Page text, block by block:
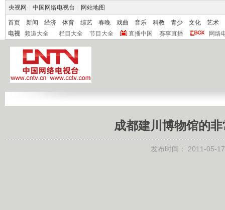
央视网 中国网络电视台 网站地图
首页 新闻 经济 体育 综艺 春晚 戏曲 音乐 科教 青少 文化
艺术
电视
频道大全 栏目大全 节目大全 直播中国 赛事直播 网络
成都建川博物馆的
发布时间： 2011-05-